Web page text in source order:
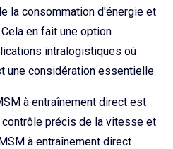
la consommation d'énergie et
en fait une option
intralogistiques où
une considération essentielle.
à entraînement direct est
contrôle précis de la vitesse et
à entraînement direct